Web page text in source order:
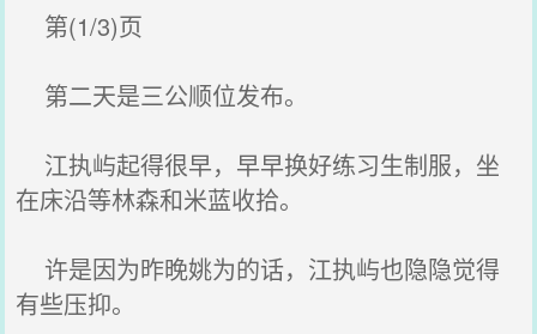
第(1/3)页
第二天是三公顺位发布。
江执屿起得很早，早早换好练习生制服，坐
在床沿等林森和米蓝收拾。
许是因为昨晚姚为的话，江执屿也隐隐觉得
有些压抑。